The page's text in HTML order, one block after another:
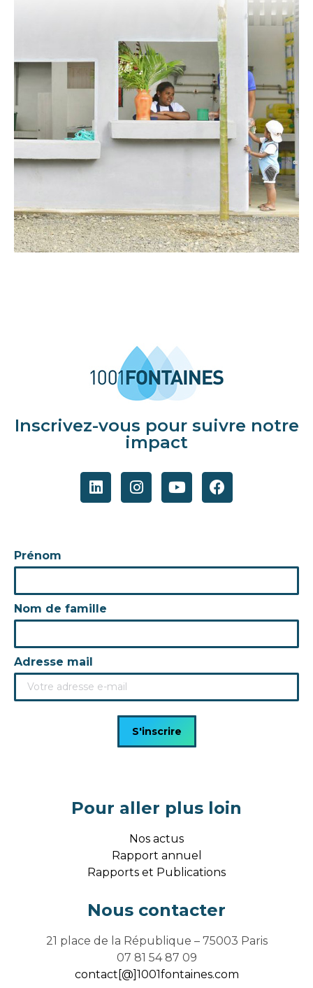
Inscrivez-vous pour suivre notre
impact
Prénom
Nom de famille
Adresse mail
Pour aller plus loin
Nos actus
Rapport annuel
Rapports et Publications
Nous contacter
21 place de la République – 75003 Paris
07 81 54 87 09
contact[@]1001fontaines.com